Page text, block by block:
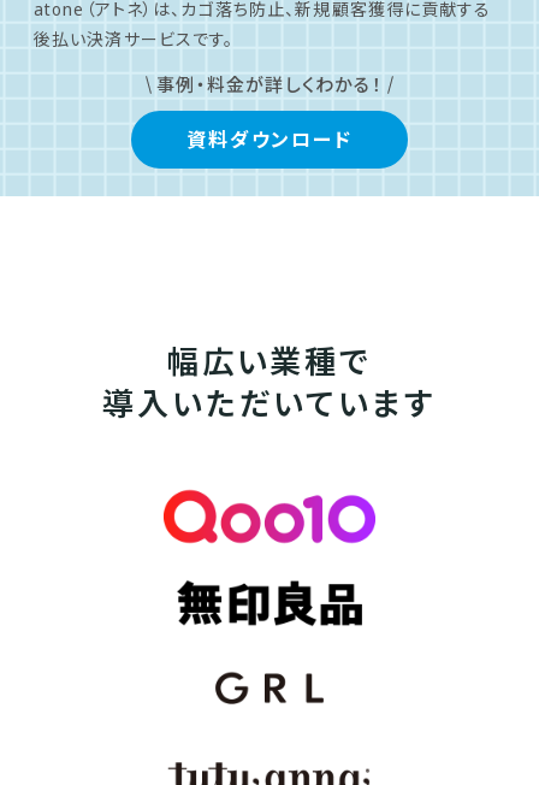
atone（アトネ）は、カゴ落ち防止、新規顧客獲得に貢献する
後払い決済サービスです。
事例・料金が詳しくわかる！
資料ダウンロード
幅広い業種で
導入いただいています